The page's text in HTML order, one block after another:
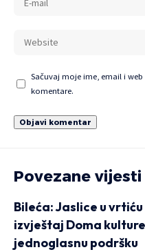
Sačuvaj moje ime, email i
komentare.
Povezane vijesti
Bileća: Jaslice u
izvještaj Doma
jednoglasnu podršku